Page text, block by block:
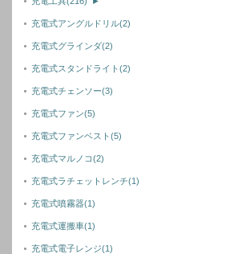
充電式アングルドリル(2)
充電式グラインダ(2)
充電式スタンドライト(2)
充電式チェンソー(3)
充電式ファン(5)
充電式ファンベスト(5)
充電式マルノコ(2)
充電式ラチェットレンチ(1)
充電式噴霧器(1)
充電式運搬車(1)
充電式電子レンジ(1)